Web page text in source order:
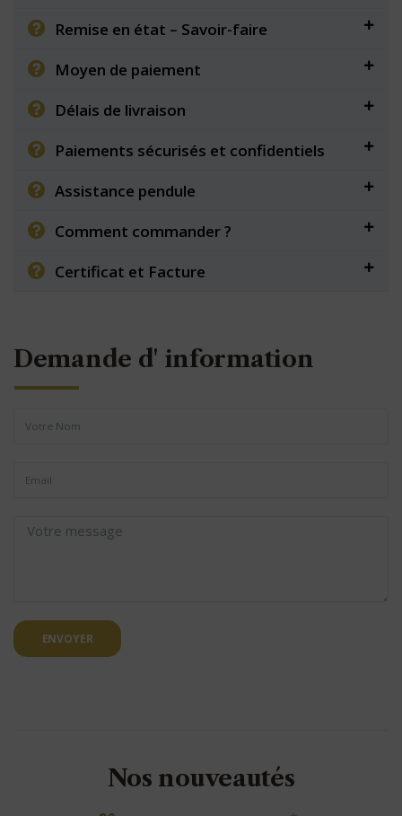
Remise en état – Savoir-faire
Moyen de paiement
Délais de livraison
Paiements sécurisés et confidentiels
Assistance pendule
Comment commander ?
Certificat et Facture
Demande d' information
ENVOYER
Nos nouveautés